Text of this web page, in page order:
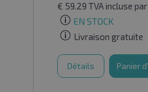
€ 59.29 TVA incluse
EN STOCK
Livraison gratuite
Détails Panier